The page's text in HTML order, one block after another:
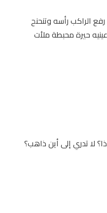
الراكب رأسه وتنحنح
حيرة محبطة ملأت
لا تدري إلى أين ذاهب؟